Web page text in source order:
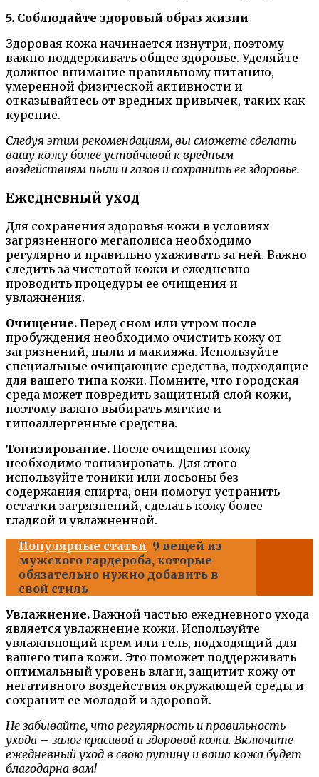
5. Соблюдайте здоровый образ жизни
Здоровая кожа начинается изнутри, поэтому
важно поддерживать общее здоровье. Уделяйте
должное внимание правильному питанию,
умеренной физической активности и
отказывайтесь от вредных привычек, таких как
курение.
Следуя этим рекомендациям, вы сможете сделать
вашу кожу более устойчивой к вредным
воздействиям пыли и газов и сохранить ее здоровье.
Ежедневный уход
Для сохранения здоровья кожи в условиях
загрязненного мегаполиса необходимо
регулярно и правильно ухаживать за ней. Важно
следить за чистотой кожи и ежедневно
проводить процедуры ее очищения и
увлажнения.
Очищение. Перед сном или утром после
пробуждения необходимо очистить кожу от
загрязнений, пыли и макияжа. Используйте
специальные очищающие средства, подходящие
для вашего типа кожи. Помните, что городская
среда может повредить защитный слой кожи,
поэтому важно выбирать мягкие и
гипоаллергенные средства.
Тонизирование. После очищения кожу
необходимо тонизировать. Для этого
используйте тоники или лосьоны без
содержания спирта, они помогут устранить
остатки загрязнений, сделать кожу более
гладкой и увлажненной.
Популярные статьи 9 вещей из
мужского гардероба, которые
обязательно нужно добавить в
свой стиль
Увлажнение. Важной частью ежедневного ухода
является увлажнение кожи. Используйте
увлажняющий крем или гель, подходящий для
вашего типа кожи. Это поможет поддерживать
оптимальный уровень влаги, защитит кожу от
негативного воздействия окружающей среды и
сохранит ее молодой и здоровой.
Не забывайте, что регулярность и правильность
ухода – залог красивой и здоровой кожи. Включите
ежедневный уход в свою рутину и ваша кожа будет
благодарна вам!